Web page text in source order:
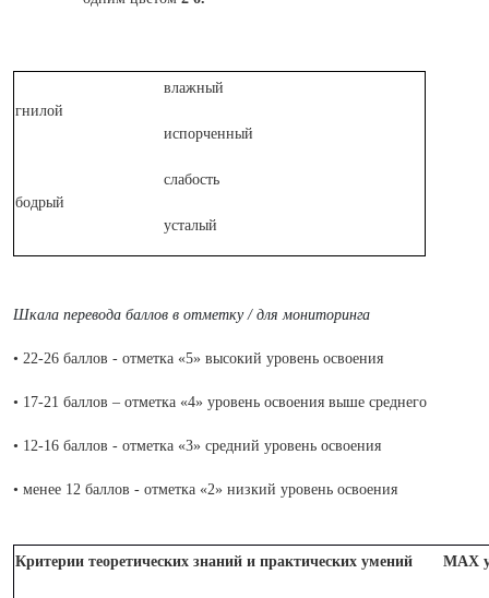
гнилой
влажный
испорченный
бодрый
слабость
усталый
Шкала перевода баллов в отметку / для мониторинга
• 22-26 баллов - отметка «5» высокий уровень освоения
• 17-21 баллов – отметка «4» уровень освоения выше среднего
• 12-16 баллов - отметка «3» средний уровень освоения
• менее 12 баллов - отметка «2» низкий уровень освоения
Критерии теоретических знаний и практических умений МAX